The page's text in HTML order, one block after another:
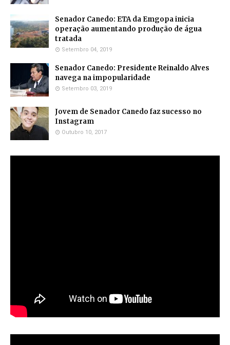
Senador Canedo: ETA da Emgopa inicia
operação aumentando produção de água
tratada
Setembro 04, 2019
Senador Canedo: Presidente Reinaldo Alves
navega na impopularidade
Setembro 03, 2019
Jovem de Senador Canedo faz sucesso no
Instagram
Outubro 10, 2017